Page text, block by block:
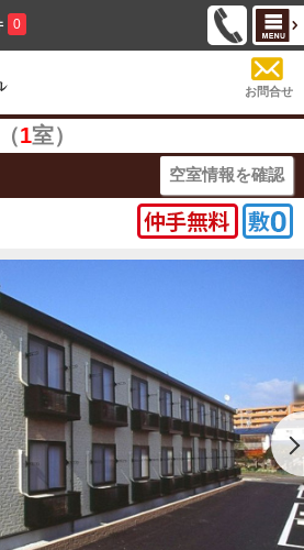
0
お問合せ
1室）
空室情報を確認